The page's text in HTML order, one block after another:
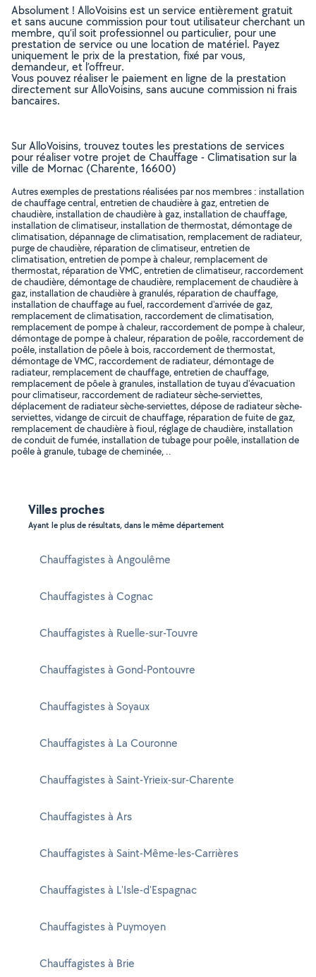
Absolument ! AlloVoisins est un service entièrement gratuit
et sans aucune commission pour tout utilisateur cherchant un
membre, qu’il soit professionnel ou particulier, pour une
prestation de service ou une location de matériel. Payez
uniquement le prix de la prestation, fixé par vous,
demandeur, et l’offreur.
Vous pouvez réaliser le paiement en ligne de la prestation
directement sur AlloVoisins, sans aucune commission ni frais
bancaires.
Sur AlloVoisins, trouvez toutes les prestations de services
pour réaliser votre projet de Chauffage - Climatisation sur la
ville de Mornac (Charente, 16600)
Autres exemples de prestations réalisées par nos membres : installation
de chauffage central, entretien de chaudière à gaz, entretien de
chaudière, installation de chaudière à gaz, installation de chauffage,
installation de climatiseur, installation de thermostat, démontage de
climatisation, dépannage de climatisation, remplacement de radiateur,
purge de chaudière, réparation de climatiseur, entretien de
climatisation, entretien de pompe à chaleur, remplacement de
thermostat, réparation de VMC, entretien de climatiseur, raccordement
de chaudière, démontage de chaudière, remplacement de chaudière à
gaz, installation de chaudière à granulés, réparation de chauffage,
installation de chauffage au fuel, raccordement d'arrivée de gaz,
remplacement de climatisation, raccordement de climatisation,
remplacement de pompe à chaleur, raccordement de pompe à chaleur,
démontage de pompe à chaleur, réparation de poêle, raccordement de
poêle, installation de pôele à bois, raccordement de thermostat,
démontage de VMC, raccordement de radiateur, démontage de
radiateur, remplacement de chauffage, entretien de chauffage,
remplacement de pôele à granules, installation de tuyau d'évacuation
pour climatiseur, raccordement de radiateur sèche-serviettes,
déplacement de radiateur sèche-serviettes, dépose de radiateur sèche-
serviettes, vidange de circuit de chauffage, réparation de fuite de gaz,
remplacement de chaudière à fioul, réglage de chaudière, installation
de conduit de fumée, installation de tubage pour poêle, installation de
poêle à granule, tubage de cheminée, ..
Villes proches
Ayant le plus de résultats, dans le même département
Chauffagistes à Angoulême
Chauffagistes à Cognac
Chauffagistes à Ruelle-sur-Touvre
Chauffagistes à Gond-Pontouvre
Chauffagistes à Soyaux
Chauffagistes à La Couronne
Chauffagistes à Saint-Yrieix-sur-Charente
Chauffagistes à Ars
Chauffagistes à Saint-Même-les-Carrières
Chauffagistes à L'Isle-d'Espagnac
Chauffagistes à Puymoyen
Chauffagistes à Brie